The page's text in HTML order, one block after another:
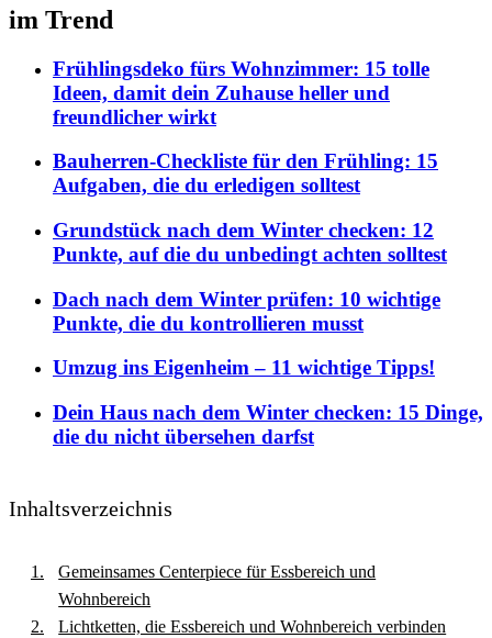
im Trend
Frühlingsdeko fürs Wohnzimmer: 15 tolle
Ideen, damit dein Zuhause heller und
freundlicher wirkt
Bauherren-Checkliste für den Frühling: 15
Aufgaben, die du erledigen solltest
Grundstück nach dem Winter checken: 12
Punkte, auf die du unbedingt achten solltest
Dach nach dem Winter prüfen: 10 wichtige
Punkte, die du kontrollieren musst
Umzug ins Eigenheim – 11 wichtige Tipps!
Dein Haus nach dem Winter checken: 15 Dinge,
die du nicht übersehen darfst
Inhaltsverzeichnis
Gemeinsames Centerpiece für Essbereich und
Wohnbereich
Lichtketten, die Essbereich und Wohnbereich verbinden